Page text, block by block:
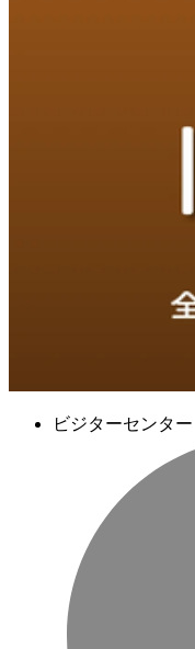
ビジターセンター